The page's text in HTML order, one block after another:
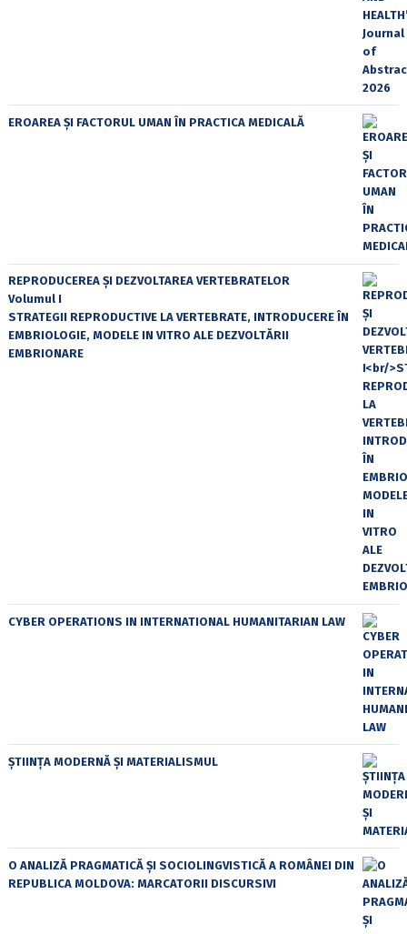
EROAREA ȘI FACTORUL UMAN ÎN PRACTICA MEDICALĂ
REPRODUCEREA ȘI DEZVOLTAREA VERTEBRATELOR
Volumul I
STRATEGII REPRODUCTIVE LA VERTEBRATE, INTRODUCERE ÎN
EMBRIOLOGIE, MODELE IN VITRO ALE DEZVOLTĂRII
EMBRIONARE
CYBER OPERATIONS IN INTERNATIONAL HUMANITARIAN LAW
ȘTIINȚA MODERNĂ ȘI MATERIALISMUL
O ANALIZĂ PRAGMATICĂ ȘI SOCIOLINGVISTICĂ A ROMÂNEI DIN
REPUBLICA MOLDOVA: MARCATORII DISCURSIVI